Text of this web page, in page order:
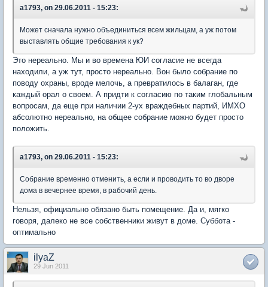
a1793, on 29.06.2011 - 15:23:
Может сначала нужно объединиться всем жильцам, а уж потом
выставлять общие требования к ук?
Это нереально. Мы и во времена ЮИ согласие не всегда
находили, а уж тут, просто нереально. Вон было собрание по
поводу охраны, вроде мелочь, а превратилось в балаган, где
каждый орал о своем. А придти к согласию по таким глобальным
вопросам, да еще при наличии 2-ух враждебных партий, ИМХО
абсолютно нереально, на общее собрание можно будет просто
положить.
a1793, on 29.06.2011 - 15:23:
Собрание временно отменить, а если и проводить то во дворе
дома в вечернее время, в рабочий день.
Нельзя, официально обязано быть помещение. Да и, мягко
говоря, далеко не все собственники живут в доме. Суббота -
оптимально
ilyaZ
29 Jun 2011